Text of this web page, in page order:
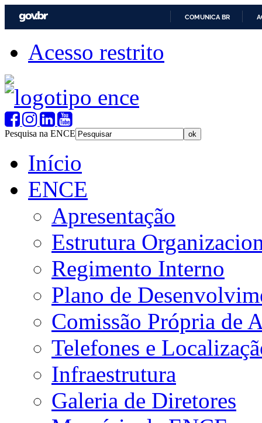
COMUNICA BR
Acesso restrito
Pesquisa na ENCE
Início
ENCE
Apresentação
Estrutura
Regimento Interno
Plano de
Comissão Própria de
Telefones e
Infraestrutura
Galeria de Diretores